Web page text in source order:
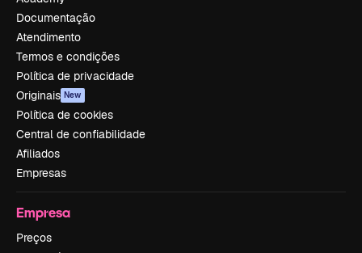
Documentação
Atendimento
Termos e condições
Política de privacidade
Originais New
Política de cookies
Central de confiabilidade
Afiliados
Empresas
Empresa
Preços